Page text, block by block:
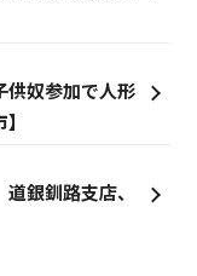
奴参加で人形
銀釧路支店、